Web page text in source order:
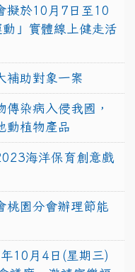
擬於10月7日至10
」實體線上健走活
補助對象一案
染病入侵我國，
動植物產品
海洋保育創意戲
桃園分會辦理節能
10月4日(星期三)